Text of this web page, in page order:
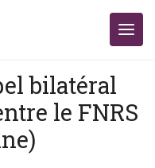
bilatéral
le FNRS